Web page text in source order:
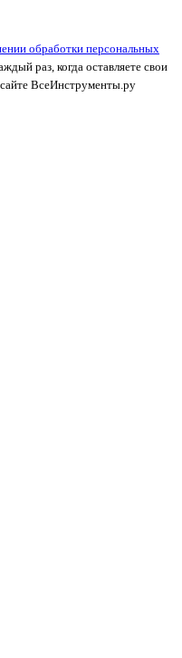
обработки персональных
раз, когда оставляете свои
ВсеИнструменты.ру